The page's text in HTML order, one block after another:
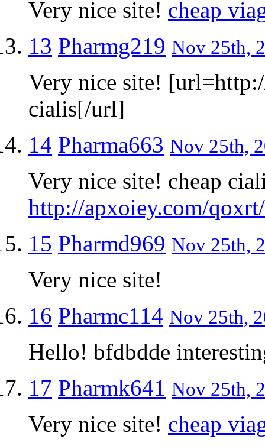
Very nice site! cheap
13 Pharmg219 Nov 25th,
Very nice site!
cialis[/url]
14 Pharma663 Nov 25th,
Very nice site! cheap
http://apxoiey.com/
15 Pharmd969 Nov 25th,
Very nice site!
16 Pharmc114 Nov 25th,
Hello! bfdbdde
17 Pharmk641 Nov 25th,
Very nice site! cheap